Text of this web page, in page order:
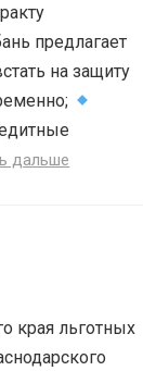
предлагает
на защиту
дальше
края льготных